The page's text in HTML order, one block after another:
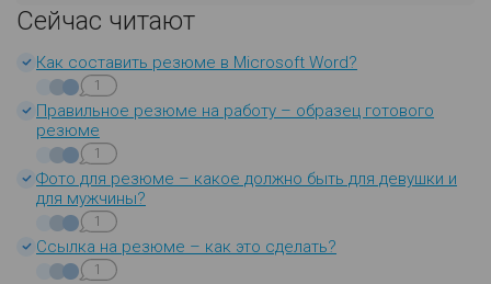
Сейчас читают
Как составить резюме в Microsoft Word?
1
Правильное резюме на работу – образец готового
резюме
1
Фото для резюме – какое должно быть для девушки и
для мужчины?
1
Ссылка на резюме – как это сделать?
1